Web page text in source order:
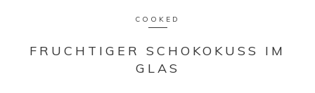
COOKED
FRUCHTIGER SCHOKOKUSS IM
GLAS